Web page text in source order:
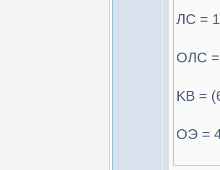
ЛС =
ОЛС =
KB =
ОЭ =